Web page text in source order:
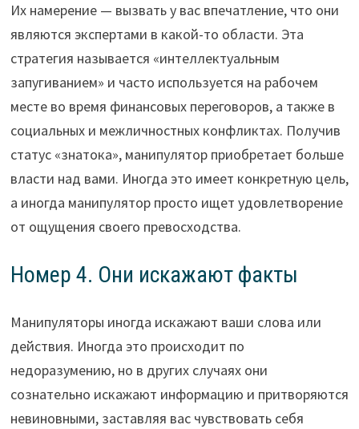
Их намерение — вызвать у вас впечатление, что они
являются экспертами в какой-то области. Эта
стратегия называется «интеллектуальным
запугиванием» и часто используется на рабочем
месте во время финансовых переговоров, а также в
социальных и межличностных конфликтах. Получив
статус «знатока», манипулятор приобретает больше
власти над вами. Иногда это имеет конкретную цель,
а иногда манипулятор просто ищет удовлетворение
от ощущения своего превосходства.
Номер 4. Они искажают факты
Манипуляторы иногда искажают ваши слова или
действия. Иногда это происходит по
недоразумению, но в других случаях они
сознательно искажают информацию и притворяются
невиновными, заставляя вас чувствовать себя